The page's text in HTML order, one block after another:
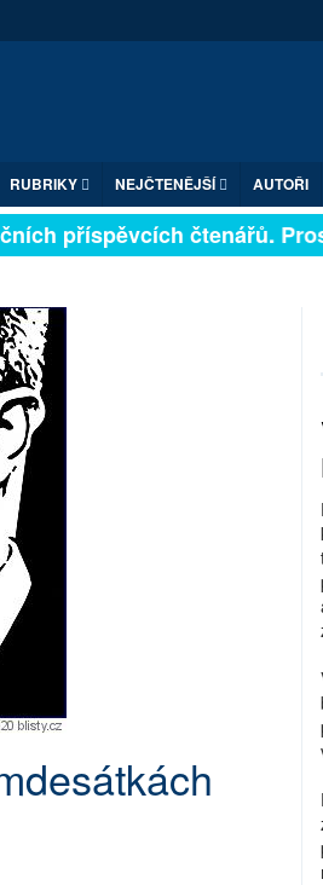
RUBRIKY NEJČTENĚJŠÍ AUTOŘI
příspěvcích čtenářů.